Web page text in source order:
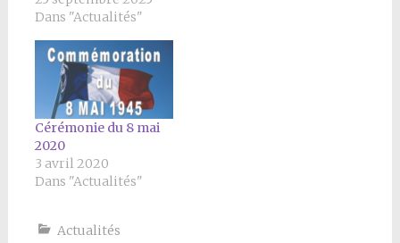
Dans "Actualités"
Cérémonie du 8 mai
2020
3 avril 2020
Dans "Actualités"
Actualités